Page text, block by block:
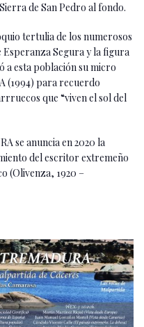
de San Pedro al fondo.
tertulia de los numerosos
Segura y la figura
a esta población su micro
(1994) para recuerdo
que “viven el sol del
se anuncia en 2020 la
del escritor extremeño
(Olivenza, 1920 –